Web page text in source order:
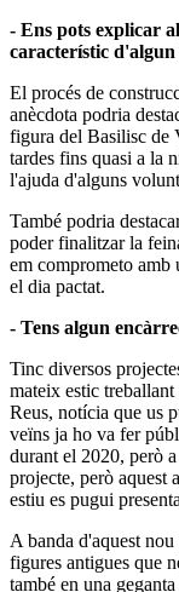
- Ens pots explicar
característic d'algun
El procés de
anècdota podria
figura del Basilisc de
tardes fins quasi a la
l'ajuda d'alguns
També podria
poder finalitzar la
em comprometo amb
el dia pactat.
- Tens algun
Tinc diversos
mateix estic
Reus, notícia que us
veïns ja ho va fer
durant el 2020, però
projecte, però aquest
estiu es pugui
A banda d'aquest
figures antigues que
també en una